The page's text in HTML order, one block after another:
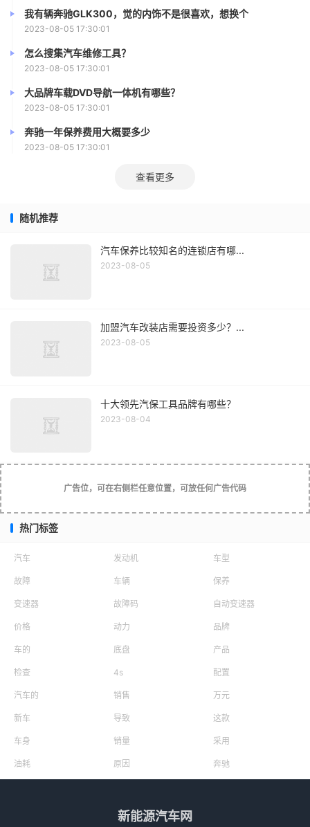
我有辆奔驰GLK300，觉的内饰不是很喜欢，想换个
2023-08-05 17:30:01
怎么搜集汽车维修工具？
2023-08-05 17:30:01
大品牌车载DVD导航一体机有哪些？
2023-08-05 17:30:01
奔驰一年保养费用大概要多少
2023-08-05 17:30:01
查看更多
随机推荐
汽车保养比较知名的连锁店有哪...
2023-08-05
加盟汽车改装店需要投资多少？...
2023-08-05
十大领先汽保工具品牌有哪些？
2023-08-04
广告位，可在右侧栏任意位置，可放任何广告代码
热门标签
汽车 发动机 车型
故障 车辆 保养
变速器 故障码 自动变速器
价格 动力 品牌
车的 底盘 产品
检查 4s 配置
汽车的 销售 万元
新车 导致 这款
车身 销量 采用
油耗 原因 奔驰
新能源汽车网